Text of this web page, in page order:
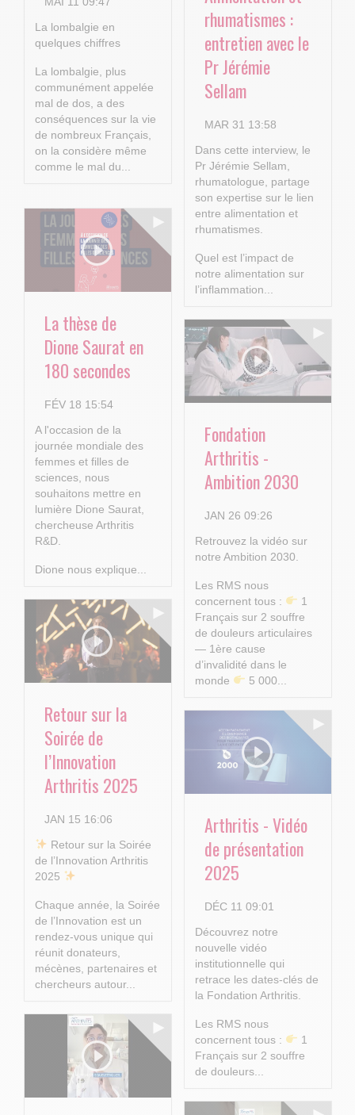
La lombalgie en
quelques chiffres
La lombalgie, plus
communément appelée
mal de dos, a des
conséquences sur la vie
de nombreux Français,
on la considère même
comme le mal du...
rhumatismes :
entretien avec le
Pr Jérémie
Sellam
MAR 31 13:58
Dans cette interview, le
Pr Jérémie Sellam,
rhumatologue, partage
son expertise sur le lien
entre alimentation et
rhumatismes.
Quel est l’impact de
notre alimentation sur
l’inflammation...
La thèse de
Dione Saurat en
180 secondes
FÉV 18 15:54
A l'occasion de la
journée mondiale des
femmes et filles de
sciences, nous
souhaitons mettre en
lumière Dione Saurat,
chercheuse Arthritis
R&D.
Dione nous explique...
Fondation
Arthritis -
Ambition 2030
JAN 26 09:26
Retrouvez la vidéo sur
notre Ambition 2030.
Les RMS nous
concernent tous :
1
Français sur 2 souffre
de douleurs articulaires
— 1ère cause
d’invalidité dans le
monde
5 000...
Retour sur la
Soirée de
l’Innovation
Arthritis 2025
JAN 15 16:06
​ Retour sur la Soirée
de l’Innovation Arthritis
2025
Chaque année, la Soirée
de l’Innovation est un
rendez-vous unique qui
réunit donateurs,
mécènes, partenaires et
chercheurs autour...
Arthritis - Vidéo
de présentation
2025
DÉC 11 09:01
Découvrez notre
nouvelle vidéo
institutionnelle qui
retrace les dates-clés de
la Fondation Arthritis.
Les RMS nous
concernent tous :
1
Français sur 2 souffre
de douleurs...